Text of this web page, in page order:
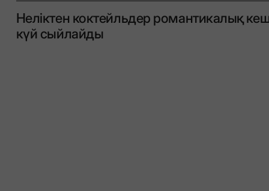
Неліктен коктейльдер романтикалық
күй сыйлайды